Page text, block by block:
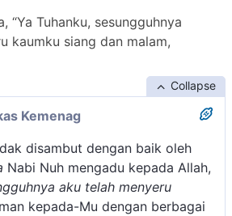
“Ya Tuhanku, sesungguhnya
kaumku siang dan malam,
Collapse
Kemenag
disambut dengan baik oleh
Nabi Nuh mengadu kepada Allah,
aku telah menyeru
kepada-Mu dengan berbagai